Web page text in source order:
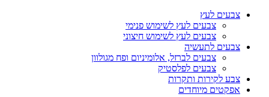
צבעים לעץ
צבעים לעץ לשימוש פנימי
צבעים לעץ לשימוש חיצוני
צבעים לתעשיה
צבעים לברזל, אלומיניום ופח מגולוון
צבעים לפלסטיק
צבע לקירות ותקרות
אפקטים מיוחדים